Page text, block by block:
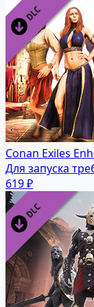
Conan Exiles
Для запуска
619 ₽